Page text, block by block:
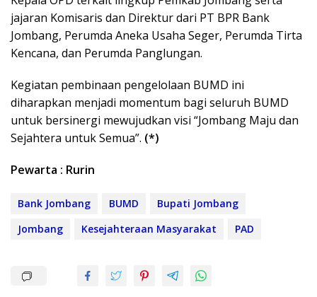
jajaran Komisaris dan Direktur dari PT BPR Bank
Jombang, Perumda Aneka Usaha Seger, Perumda Tirta
Kencana, dan Perumda Panglungan.
Kegiatan pembinaan pengelolaan BUMD ini
diharapkan menjadi momentum bagi seluruh BUMD
untuk bersinergi mewujudkan visi “Jombang Maju dan
Sejahtera untuk Semua”. (*)
Pewarta : Rurin
Bank Jombang BUMD
Bupati Jombang
Jombang
Kesejahteraan Masyarakat PAD